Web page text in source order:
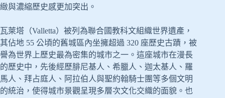
緻與濃縮歷史感更加突出。
瓦萊塔（Valletta）被列為聯合國教科文組織世界遺產，
其佔地 55 公頃的舊城區內坐擁超過 320 座歷史古蹟，被
譽為世界上歷史最為密集的城市之一。這座城市在漫長
的歷史中，先後經歷腓尼基人、希臘人、迦太基人、羅
馬人、拜占庭人、阿拉伯人與聖約翰騎士團等多個文明
的統治，使得城市景觀呈現多層次文化交織的面貌。也